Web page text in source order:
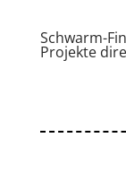
Schwarm-
Projekte